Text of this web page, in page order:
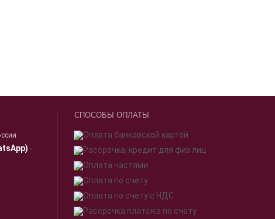
-
СПОСОБЫ ОПЛАТЫ